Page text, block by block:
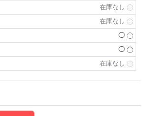
在庫なし
在庫なし
◯
◯
在庫なし